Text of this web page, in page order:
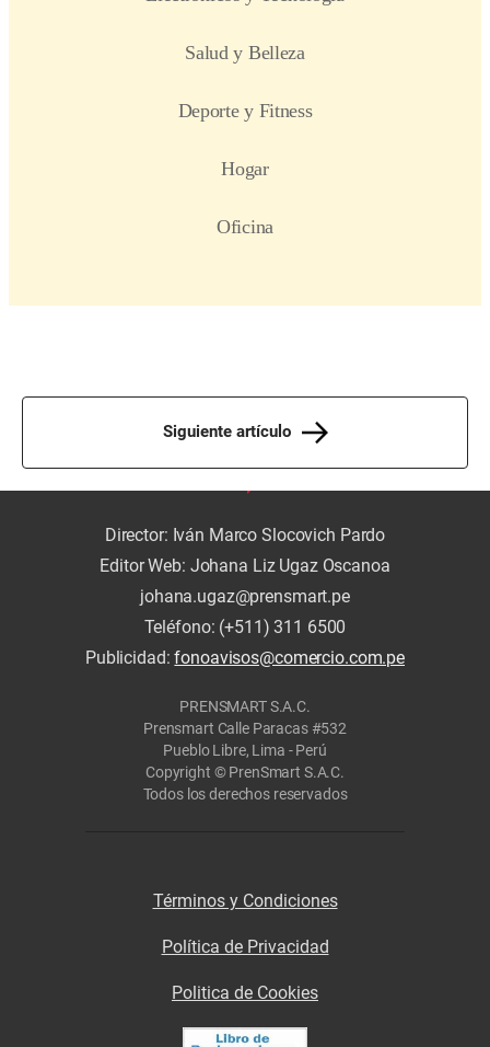
Siguiente artículo
Director: Iván Marco Slocovich Pardo
Editor Web: Johana Liz Ugaz Oscanoa
johana.ugaz@prensmart.pe
Teléfono: (+511) 311 6500
Publicidad:fonoavisos@comercio.com.pe
PRENSMART S.A.C.
Prensmart Calle Paracas #532
Pueblo Libre, Lima - Perú
Copyright © PrenSmart S.A.C.
Todos los derechos reservados
Términos y Condiciones
Política de Privacidad
Politica de Cookies